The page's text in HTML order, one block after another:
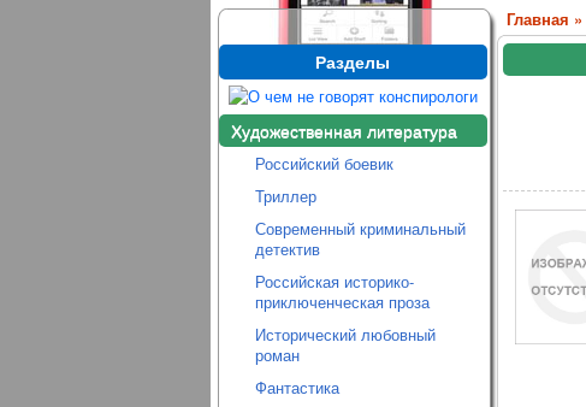
Разделы
Художественная литература
Российский боевик
Триллер
Современный криминальный
детектив
Российская историко-
приключенческая проза
Исторический любовный
роман
Фантастика
Главная »